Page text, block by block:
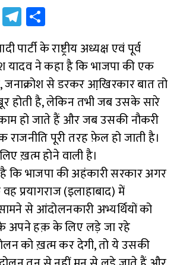
X Te
le
gr
a
m
ar
e
के राष्ट्रीय अध्यक्ष एवं पूर्व
यादव ने कहा है कि भाजपा की एक
से डरकर आखि़रकार बात तो
होती है, लेकिन तभी जब उसके सारे
हो जाते हैं और जब उसकी नौकरी
राजनीति पूरी तरह फ़ेल हो जाती है।
ख़त्म होने वाली है।
है कि भाजपा की अहंकारी सरकार अगर
प्रयागराज (इलाहाबाद) में
से आंदोलनकारी अभ्यर्थियों को
अपने हक़ के लिए लड़े जा रहे
को ख़त्म कर देगी, तो ये उसकी